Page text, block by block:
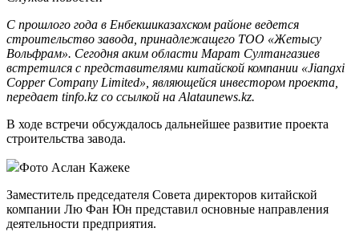
С прошлого года в Енбекшиказахском районе ведется
строительство завода, принадлежащего ТОО «Жетысу
Вольфрам». Сегодня аким области Марат Султангазиев
встретился с представителями китайской компании «Jiangxi
Copper Company Limited», являющейся инвестором проекта,
передает tinfo.kz со ссылкой на Alataunews.kz.
В ходе встречи обсуждалось дальнейшее развитие проекта
строительства завода.
Фото Аслан Кажеке
Заместитель председателя Совета директоров китайской
компании Лю Фан Юн представил основные направления
деятельности предприятия.